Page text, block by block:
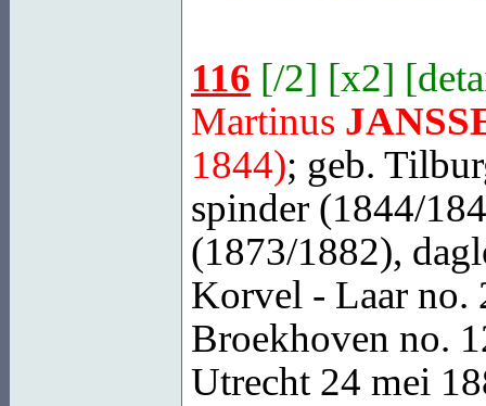
116 [/2] [x2] [
Martinus
1844); geb.
spinder (1844/
(1873/1882),
Korvel - Laar no.
Broekhoven no.
Utrecht 24 mei